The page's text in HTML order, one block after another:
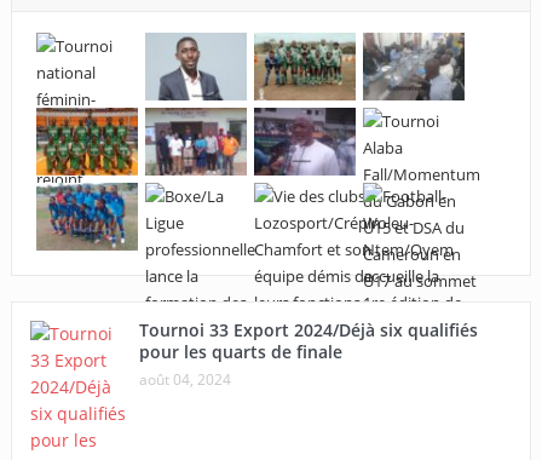
Tournoi 33 Export 2024/Déjà six qualifiés
pour les quarts de finale
août 04, 2024